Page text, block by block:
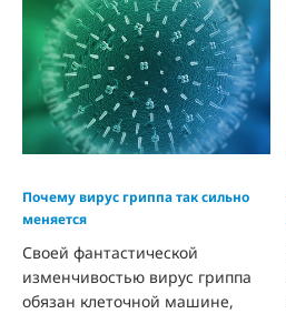
Почему вирус гриппа так сильно
меняется
Своей фантастической
изменчивостью вирус гриппа
обязан клеточной машине,